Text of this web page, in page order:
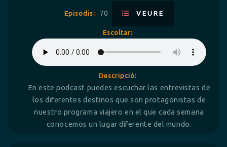
Episodis: 70 VEURE
Escoltar:
Descripció:
En este podcast puedes escuchar las entrevistas de
los diferentes destinos que son protagonistas de
nuestro programa viajero en el que cada semana
conocemos un lugar diferente del mundo.